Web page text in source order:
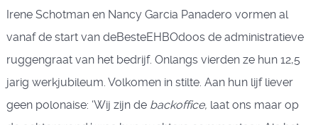
Irene Schotman en Nancy Garcia Panadero vormen al
vanaf de start van deBesteEHBOdoos de administratieve
ruggengraat van het bedrijf. Onlangs vierden ze hun 12,5
jarig werkjubileum. Volkomen in stilte. Aan hun lijf liever
geen polonaise: ‘Wij zijn de backoffice, laat ons maar op